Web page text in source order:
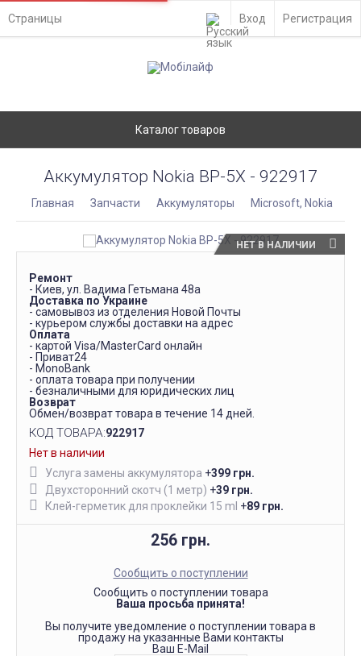
Страницы Вход Регистрация
Каталог товаров
Аккумулятор Nokia BP-5X - 922917
Главная Запчасти Аккумуляторы Microsoft, Nokia
НЕТ В НАЛИЧИИ
Ремонт
- Киев, ул. Вадима Гетьмана 48а
Доставка по Украине
- самовывоз из отделения Новой Почты
- курьером службы доставки на адрес
Оплата
- картой Visa/MasterCard онлайн
- Приват24
- MonoBank
- оплата товара при получении
- безналичными для юридических лиц
Возврат
Обмен/возврат товара в течение 14 дней.
КОД ТОВАРА:922917
Нет в наличии
Услуга замены аккумулятора +399 грн.
Двухсторонний скотч (1 метр) +39 грн.
Клей-герметик для проклейки 15 ml +89 грн.
256 грн.
Сообщить о поступлении
Сообщить о поступлении товара
Ваша просьба принята!
Вы получите уведомление о поступлении товара в
продажу на указанные Вами контакты
Ваш E-Mail